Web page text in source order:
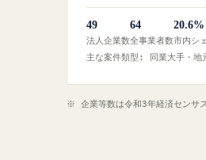
49
法人企業数
64
全事業者数
20.6%
市内シ
主な案件類型: 同業大手・地
※ 企業等数は令和3年経済センサ